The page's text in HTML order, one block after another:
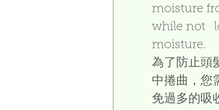
moisture
while not
moisture.
為了防止頭
中捲曲，您
免過多的吸